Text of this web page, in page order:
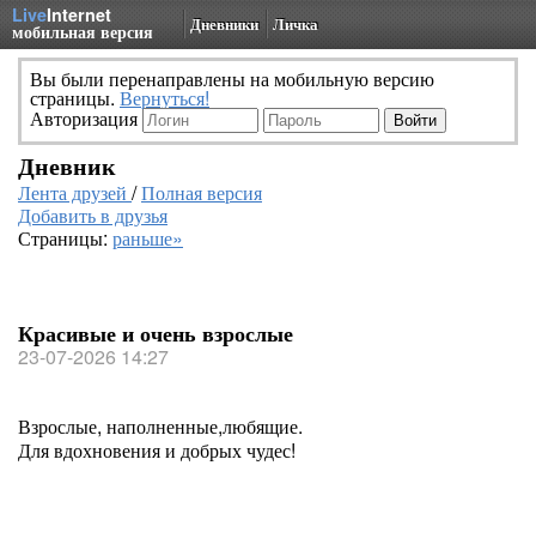
LiveInternet
мобильная версия Дневники Личка
Вы были перенаправлены на мобильную версию
страницы. Вернуться!
Авторизация
Дневник
Лента друзей /Полная версия
Добавить в друзья
Страницы: раньше»
Красивые и очень взрослые
23-07-2026 14:27
Взрослые, наполненные,любящие.
Для вдохновения и добрых чудес!